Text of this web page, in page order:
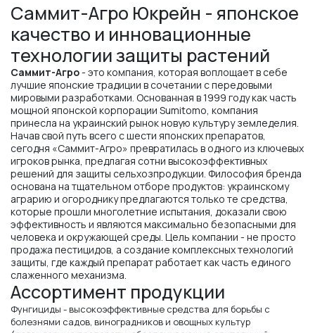
Саммит-Агро Юкрейн - японское
качество и инновационные
технологии защиты растений
Саммит-Агро- это компания, которая воплощает в себе
лучшие японские традиции в сочетании с передовыми
мировыми разработками. Основанная в 1999 году как часть
мощной японской корпорации Sumitomo, компания
принесла на украинский рынок новую культуру земледелия.
Начав свой путь всего с шести японских препаратов,
сегодня «Саммит-Агро» превратилась в одного из ключевых
игроков рынка, предлагая сотни высокоэффективных
решений для защиты сельхозпродукции. Философия бренда
основана на тщательном отборе продуктов: украинскому
аграрию и огороднику предлагаются только те средства,
которые прошли многолетние испытания, доказали свою
эффективность и являются максимально безопасными для
человека и окружающей среды. Цель компании - не просто
продажа пестицидов, а создание комплексных технологий
защиты, где каждый препарат работает как часть единого
слаженного механизма.
Ассортимент продукции
Фунгициды - высокоэффективные средства для борьбы с
болезнями садов, виноградников и овощных культур